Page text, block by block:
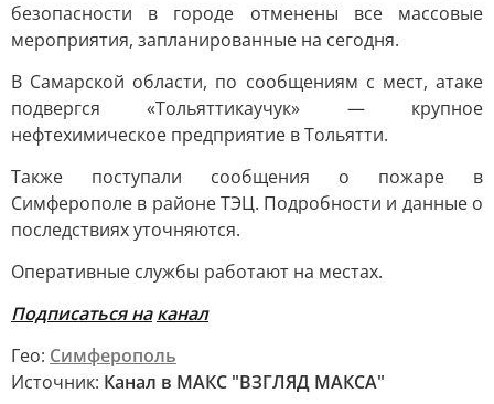
безопасности в городе отменены все массовые
мероприятия, запланированные на сегодня.
В Самарской области, по сообщениям с мест, атаке
подвергся «Тольяттикаучук» — крупное
нефтехимическое предприятие в Тольятти.
Также поступали сообщения о пожаре в
Симферополе в районе ТЭЦ. Подробности и данные о
последствиях уточняются.
Оперативные службы работают на местах.
Подписаться на канал
Гео: Симферополь
Источник: Канал в МАКС "ВЗГЛЯД МАКСА"